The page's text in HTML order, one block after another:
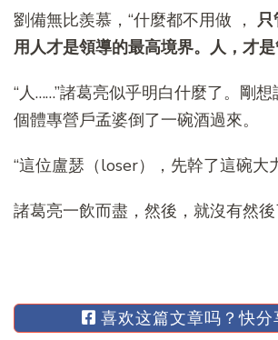
劉備無比羨慕，“什麼都不用做 ， 只
用人才是領導的最高境界。人，才
“人……”諸葛亮似乎明白什麼了。剛
個體專營戶孟婆倒了一碗酒過來。
“這位盧瑟（loser），先幹了這碗大
諸葛亮一飲而盡，然後，就沒有然後
喜欢这篇文章吗？快分